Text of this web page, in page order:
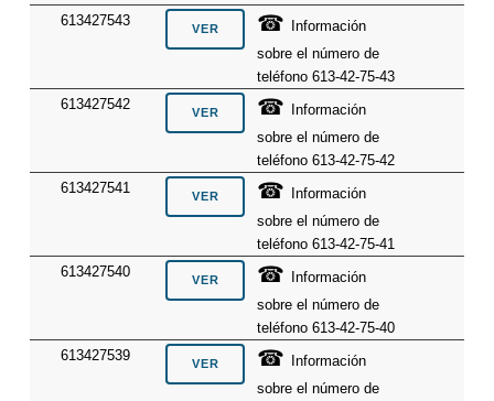
613427543
☎ Información
sobre el número de
teléfono 613-42-75-43
613427542
☎ Información
sobre el número de
teléfono 613-42-75-42
613427541
☎ Información
sobre el número de
teléfono 613-42-75-41
613427540
☎ Información
sobre el número de
teléfono 613-42-75-40
613427539
☎ Información
sobre el número de